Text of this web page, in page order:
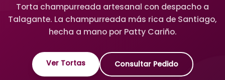
Torta champurreada artesanal con despacho a
Talagante. La champurreada más rica de Santiago,
hecha a mano por Patty Cariño.
Ver Tortas Consultar Pedido